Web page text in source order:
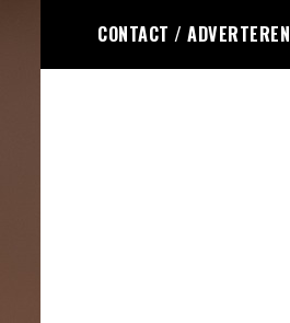
de
CONTACT / ADVERTEREN